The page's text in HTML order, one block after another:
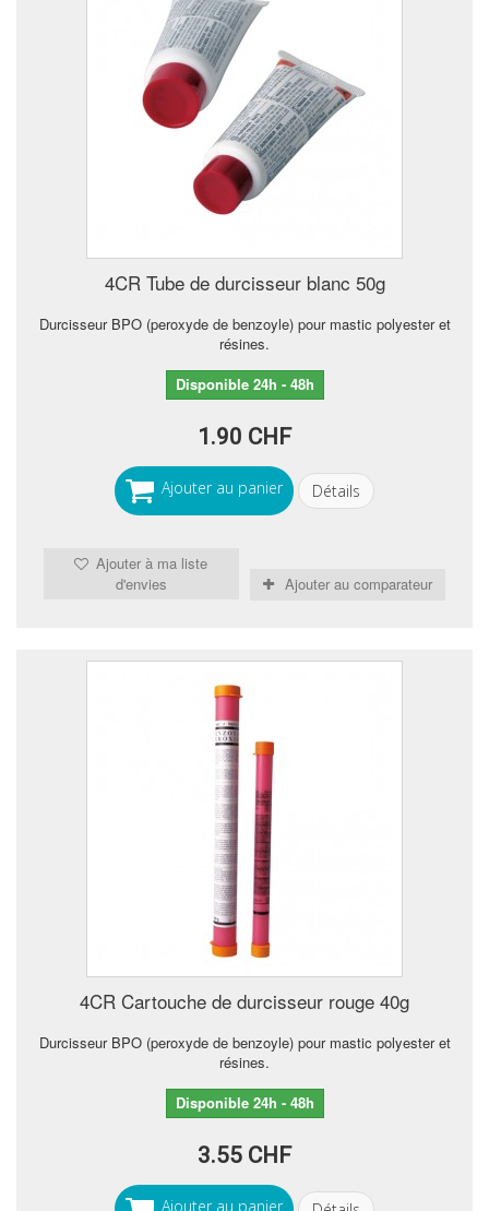
4CR Tube de durcisseur blanc 50g
Durcisseur BPO (peroxyde de benzoyle) pour mastic polyester et
résines.
Disponible 24h - 48h
1.90 CHF
Ajouter au panier Détails
Ajouter à ma liste
d'envies
Ajouter au comparateur
4CR Cartouche de durcisseur rouge 40g
Durcisseur BPO (peroxyde de benzoyle) pour mastic polyester et
résines.
Disponible 24h - 48h
3.55 CHF
Ajouter au panier